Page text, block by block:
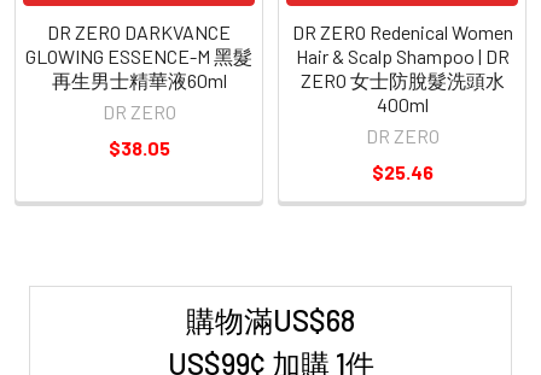
購物滿US$68
US$99¢ 加購 1件
DR ZERO DARKVANCE
GLOWING ESSENCE-M 黑髮
再生男士精華液60ml
DR ZERO
$38.05
DR ZERO Redenical Women
Hair & Scalp Shampoo | DR
ZERO 女士防脫髮洗頭水
400ml
DR ZERO
$25.46